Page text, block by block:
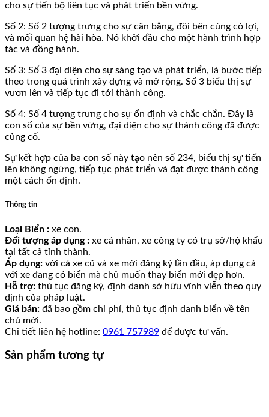
cho sự tiến bộ liên tục và phát triển bền vững.
Số 2: Số 2 tượng trưng cho sự cân bằng, đôi bên cùng có lợi,
và mối quan hệ hài hòa. Nó khởi đầu cho một hành trình hợp
tác và đồng hành.
Số 3: Số 3 đại diện cho sự sáng tạo và phát triển, là bước tiếp
theo trong quá trình xây dựng và mở rộng. Số 3 biểu thị sự
vươn lên và tiếp tục đi tới thành công.
Số 4: Số 4 tượng trưng cho sự ổn định và chắc chắn. Đây là
con số của sự bền vững, đại diện cho sự thành công đã được
củng cố.
Sự kết hợp của ba con số này tạo nên số 234, biểu thị sự tiến
lên không ngừng, tiếp tục phát triển và đạt được thành công
một cách ổn định.
Thông tin
Loại Biển : xe con.
Đối tượng áp dụng : xe cá nhân, xe công ty có trụ sở/hộ khẩu
tại tất cả tỉnh thành.
Áp dụng: với cả xe cũ và xe mới đăng ký lần đầu, áp dụng cả
với xe đang có biển mà chủ muốn thay biển mới đẹp hơn.
Hỗ trợ: thủ tục đăng ký, định danh sở hữu vĩnh viễn theo quy
định của pháp luật.
Giá bán: đã bao gồm chi phí, thủ tục định danh biển về tên
chủ mới.
Chi tiết liên hệ hotline: 0961 757989 để được tư vấn.
Sản phẩm tương tự